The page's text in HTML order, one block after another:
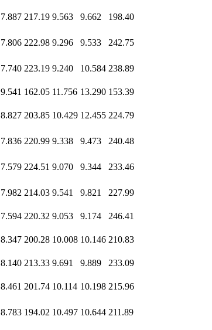
7.887 217.19 9.563 9.662 198.40
7.806 222.98 9.296 9.533 242.75
7.740 223.19 9.240 10.584 238.89
9.541 162.05 11.756 13.290 153.39
8.827 203.85 10.429 12.455 224.79
7.836 220.99 9.338 9.473 240.48
7.579 224.51 9.070 9.344 233.46
7.982 214.03 9.541 9.821 227.99
7.594 220.32 9.053 9.174 246.41
8.347 200.28 10.008 10.146 210.83
8.140 213.33 9.691 9.889 233.09
8.461 201.74 10.114 10.198 215.96
8.783 194.02 10.497 10.644 211.89